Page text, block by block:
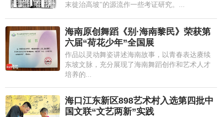
末徙治高坡"的源流作一些考证研究。...
海南原创舞蹈《别·海南黎民》荣获第
六届“荷花少年”全国展
作品以灵动舞姿讲述海南故事，以青春表达赓续
东坡文脉，充分展现了海南舞蹈创作和艺术人才
培养的...
海口江东新区898艺术村入选第四批中
国文联“文艺两新”实践